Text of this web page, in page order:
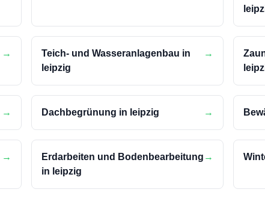
→
Teich- und Wasseranlagenbau in
leipzig
→
→ Dachbegrünung in leipzig →
→
Erdarbeiten und Bodenbearbeitung
in leipzig
→